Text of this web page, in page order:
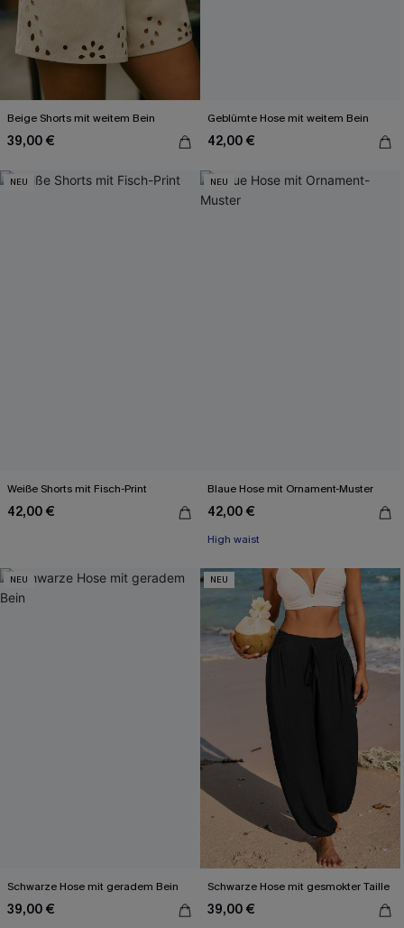
Beige Shorts mit weitem Bein
39,00 €
Geblümte Hose mit weitem Bein
42,00 €
NEU
Weiße Shorts mit Fisch-Print
42,00 €
NEU
Blaue Hose mit Ornament-Muster
42,00 €
High waist
NEU
Schwarze Hose mit geradem Bein
39,00 €
NEU
Schwarze Hose mit gesmokter Taille
39,00 €